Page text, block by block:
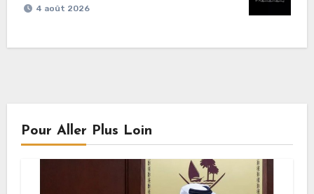
4 août 2026
Pour Aller Plus Loin